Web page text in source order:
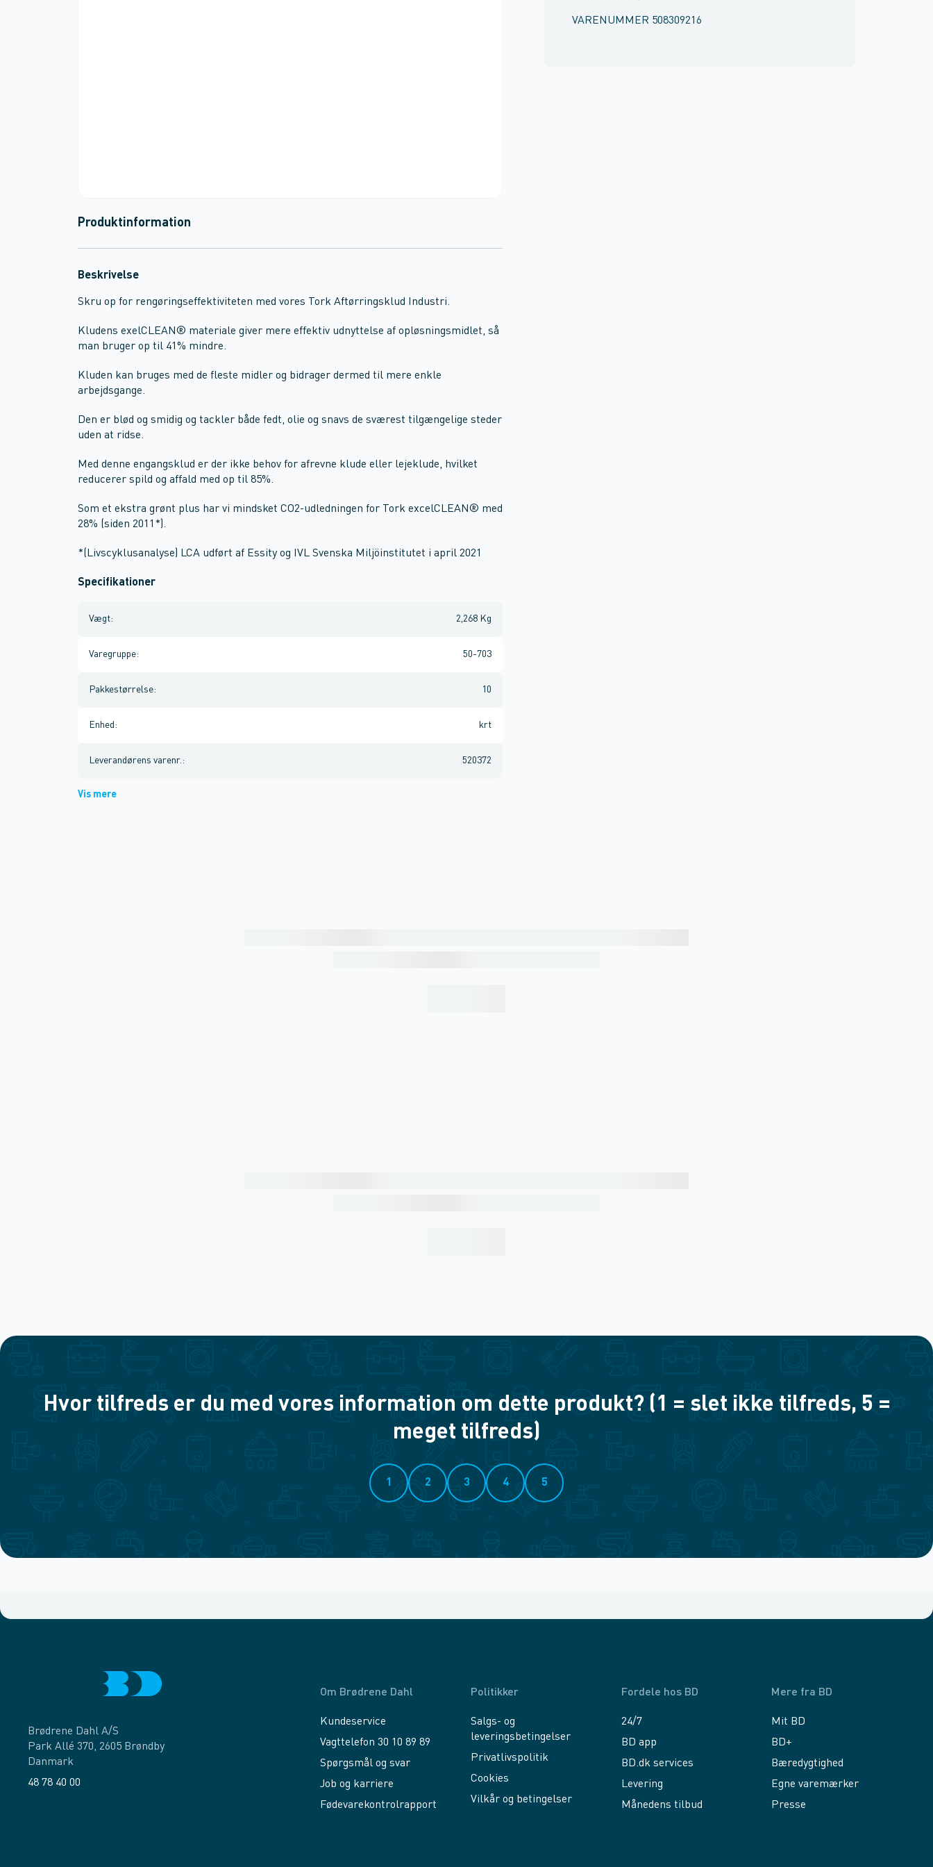
VARENUMMER 508309216
Produktinformation
Beskrivelse
Skru op for rengøringseffektiviteten med vores Tork Aftørringsklud Industri.
Kludens exelCLEAN® materiale giver mere effektiv udnyttelse af opløsningsmidlet, så
man bruger op til 41% mindre.
Kluden kan bruges med de fleste midler og bidrager dermed til mere enkle
arbejdsgange.
Den er blød og smidig og tackler både fedt, olie og snavs de sværest tilgængelige steder
uden at ridse.
Med denne engangsklud er der ikke behov for afrevne klude eller lejeklude, hvilket
reducerer spild og affald med op til 85%.
Som et ekstra grønt plus har vi mindsket CO2-udledningen for Tork excelCLEAN® med
28% (siden 2011*).
*(Livscyklusanalyse) LCA udført af Essity og IVL Svenska Miljöinstitutet i april 2021
Specifikationer
Vægt: 2,268 Kg
Varegruppe: 50-703
Pakkestørrelse: 10
Enhed : krt
Leverandørens varenr. : 520372
Vis mere
Hvor tilfreds er du med vores information om dette produkt? (1 = slet ikke tilfreds, 5 =
meget tilfreds)
1 2 3 4 5
Brødrene Dahl A/S
Park Allé 370, 2605 Brøndby
Danmark
48 78 40 00
Om Brødrene Dahl
Kundeservice
Vagttelefon 30 10 89 89
Spørgsmål og svar
Job og karriere
Fødevarekontrolrapport
Politikker
Salgs- og
leveringsbetingelser
Privatlivspolitik
Cookies
Vilkår og betingelser
Fordele hos BD
24/7
BD app
BD.dk services
Levering
Månedens tilbud
Mere fra BD
Mit BD
BD+
Bæredygtighed
Egne varemærker
Presse